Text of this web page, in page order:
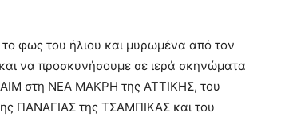
φως του ήλιου και μυρωμένα από τον
να προσκυνήσουμε σε ιερά σκηνώματα
στη ΝΕΑ ΜΑΚΡΗ της ΑΤΤΙΚΗΣ, του
ΠΑΝΑΓΙΑΣ της ΤΣΑΜΠΙΚΑΣ και του